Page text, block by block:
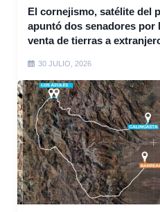
El cornejismo, satélite del
apuntó dos senadores por
venta de tierras a
30 JULIO, 2026